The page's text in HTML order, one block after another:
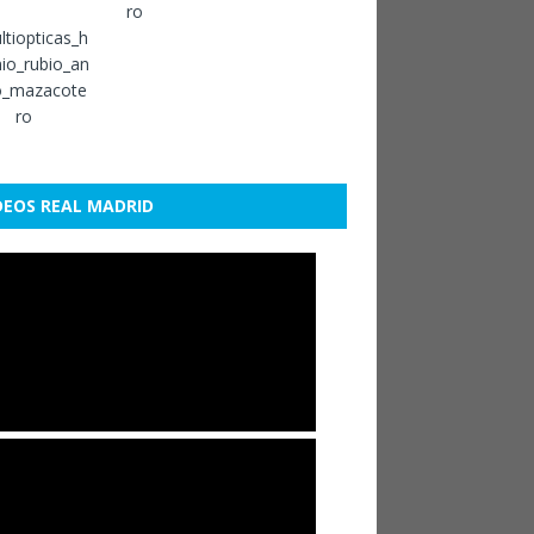
REAL MADRID